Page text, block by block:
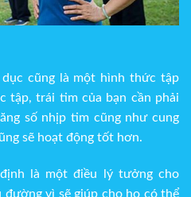
cũng là một hình thức tập
tập, trái tim của bạn cần phải
số nhịp tim cũng như cung
sẽ hoạt động tốt hơn.
là một điều lý tưởng cho
vì sẽ giúp cho họ có thể